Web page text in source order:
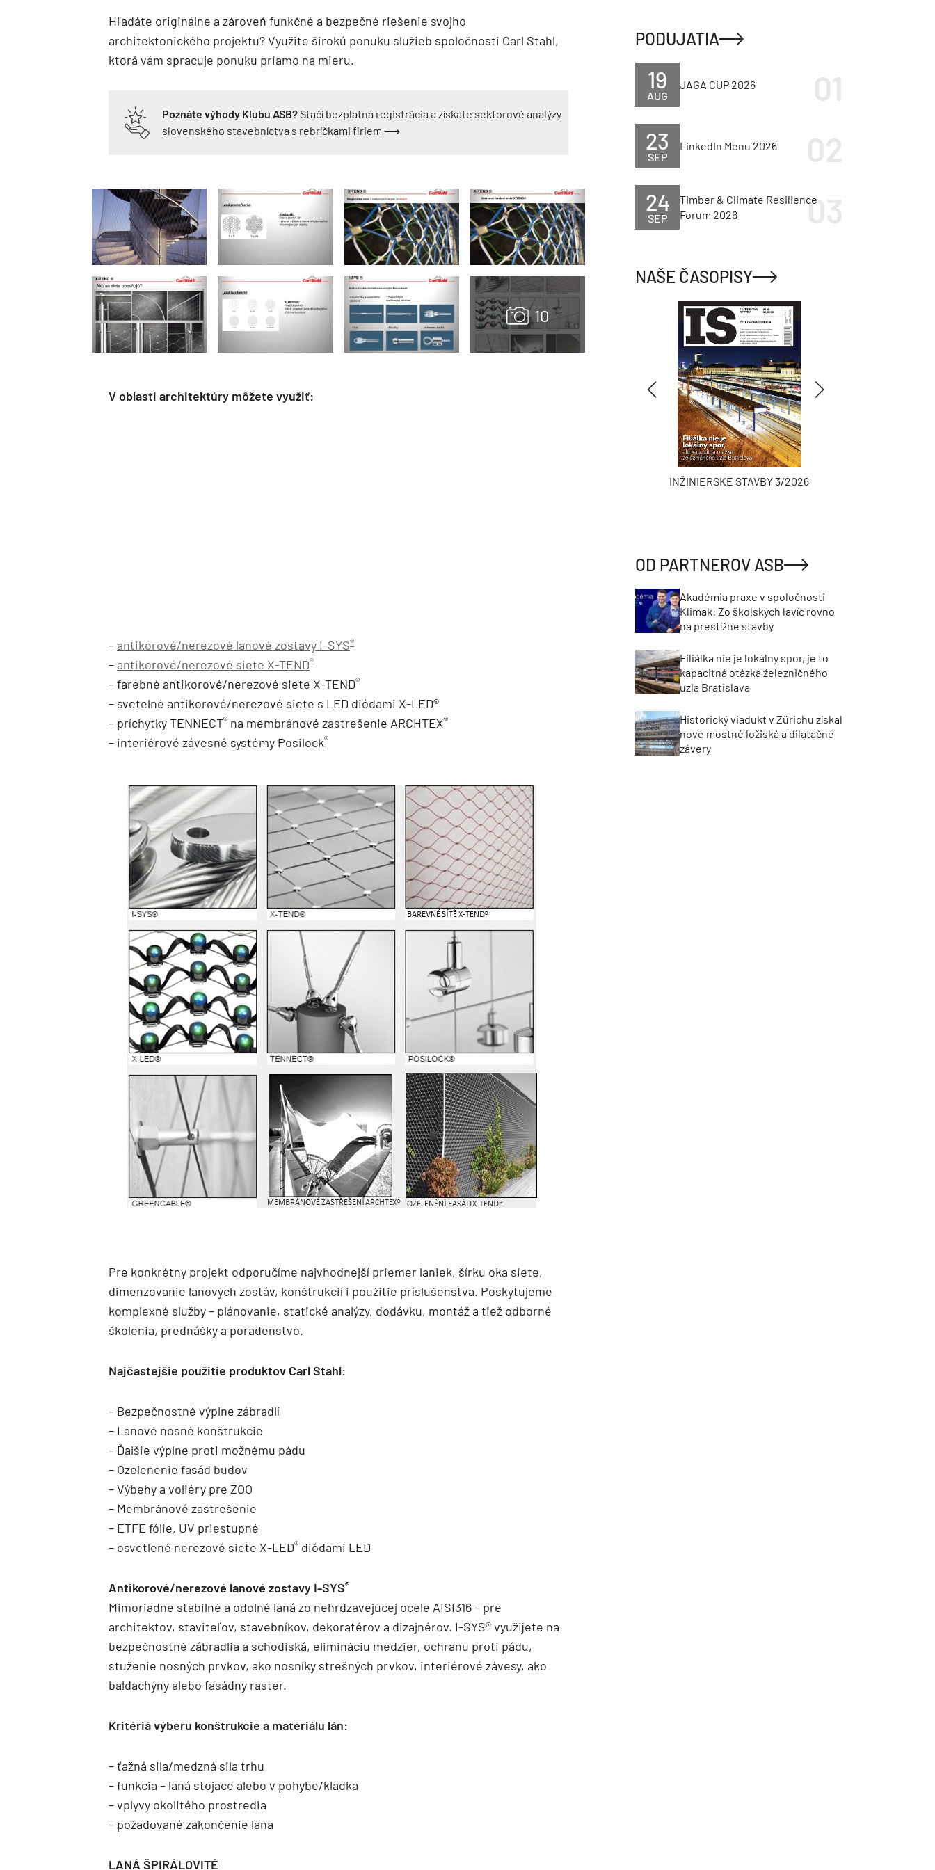
Hľadáte originálne a zároveň funkčné a bezpečné riešenie svojho
architektonického projektu? Využite širokú ponuku služieb spoločnosti Carl Stahl,
ktorá vám spracuje ponuku priamo na mieru.
Poznáte výhody Klubu ASB?Stačí bezplatná registrácia a získate sektorové analýzy
slovenského stavebníctva s rebríčkami firiem ⟶
V oblasti architektúry môžete využiť:
– antikorové/nerezové lanové zostavy I-SYS®
– antikorové/nerezové siete X-TEND®
– farebné antikorové/nerezové siete X-TEND®
– svetelné antikorové/nerezové siete s LED diódami X-LED®
– príchytky TENNECT® na membránové zastrešenie ARCHTEX®
– interiérové závesné systémy Posilock®
Pre konkrétny projekt odporučíme najvhodnejší priemer laniek, šírku oka siete,
dimenzovanie lanových zostáv, konštrukcií i použitie príslušenstva. Poskytujeme
komplexné služby – plánovanie, statické analýzy, dodávku, montáž a tiež odborné
školenia, prednášky a poradenstvo.
Najčastejšie použitie produktov Carl Stahl:
– Bezpečnostné výplne zábradlí
– Lanové nosné konštrukcie
– Ďalšie výplne proti možnému pádu
– Ozelenenie fasád budov
– Výbehy a voliéry pre ZOO
– Membránové zastrešenie
– ETFE fólie, UV priestupné
– osvetlené nerezové siete X-LED® diódami LED
Antikorové/nerezové lanové zostavy I-SYS®
Mimoriadne stabilné a odolné laná zo nehrdzavejúcej ocele AISI316 – pre
architektov, staviteľov, stavebníkov, dekoratérov a dizajnérov. I-SYS® využijete na
bezpečnostné zábradlia a schodiská, elimináciu medzier, ochranu proti pádu,
stuženie nosných prvkov, ako nosníky strešných prvkov, interiérové závesy, ako
baldachýny alebo fasádny raster.
Kritériá výberu konštrukcie a materiálu lán:
– ťažná sila/medzná sila trhu
– funkcia – laná stojace alebo v pohybe/kladka
– vplyvy okolitého prostredia
– požadované zakončenie lana
LANÁ ŠPIRÁLOVITÉ
PODUJATIA
AUG
19 JAGA CUP 2026
SEP
23 LinkedIn Menu 2026
SEP
24
Timber & Climate Resilience
Forum 2026
NAŠE ČASOPISY
INŽINIERSKE STAVBY 3/2026
OD PARTNEROV ASB
Akadémia praxe v spoločnosti
Klimak: Zo školských lavíc rovno
na prestížne stavby
Filiálka nie je lokálny spor, je to
kapacitná otázka železničného
uzla Bratislava
Historický viadukt v Zürichu získal
nové mostné ložiská a dilatačné
závery